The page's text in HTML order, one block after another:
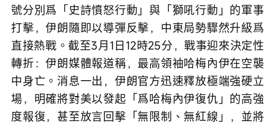
號分別爲「史詩憤怒行動」與「獅吼行動」的軍事
打擊，伊朗隨即以導彈反擊，中東局勢驟然升級爲
直接熱戰。截至3月1日12時25分，戰事迎來決定性
轉折：伊朗媒體報道稱，最高領袖哈梅內伊在空襲
中身亡。消息一出，伊朗官方迅速釋放極端強硬立
場，明確將對美以發起「爲哈梅內伊復仇」的高強
度報復，甚至放言回擊「無限制、無紅線」，並將